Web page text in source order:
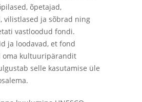
õpetajad,
vilistlased ja sõbrad ning
vastloodud fondi.
ja loodavad, et fond
oma kultuuripärandit
selle kasutamise üle